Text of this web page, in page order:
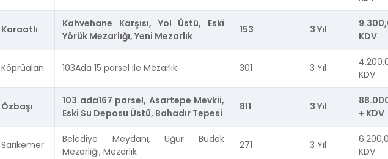
Karaatlı
Kahvehane Karşısı, Yol Üstü, Eski
Yörük Mezarlığı, Yeni Mezarlık
153 3 Yıl
KDV
Köprüalan 103Ada 15 parsel ile Mezarlık 301 3 Yıl
KDV
Özbaşı
103 ada167 parsel, Asartepe Mevkii,
Eski Su Deposu Üstü, Bahadır Tepesi
811 3 Yıl
+ KDV
Sarıkemer
Belediye Meydanı, Uğur Budak
Mezarlığı, Mezarlık
271 3 Yıl
KDV